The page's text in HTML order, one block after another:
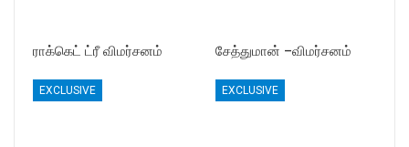
ராக்கெட் ட்ரீ விமர்சனம் சேத்துமான் –விமர்சனம்
EXCLUSIVE EXCLUSIVE